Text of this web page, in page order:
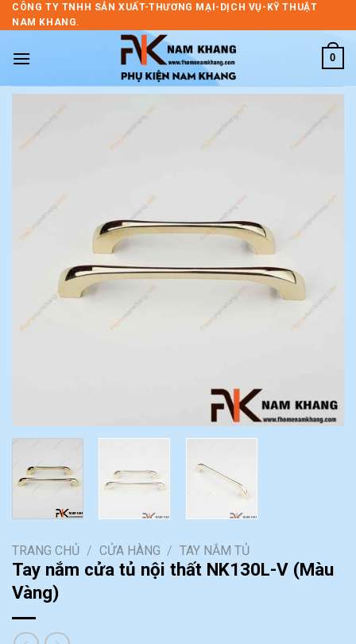
Skip
to
CÔNG TY TNHH SẢN XUẤT-THƯƠNG MẠI-DỊCH VỤ-KỸ THUẬT
NAM KHANG.
0
TRANG CHỦ / CỬA HÀNG / TAY NẮM TỦ
Tay nắm cửa tủ nội thất NK130L-V (Màu
Vàng)